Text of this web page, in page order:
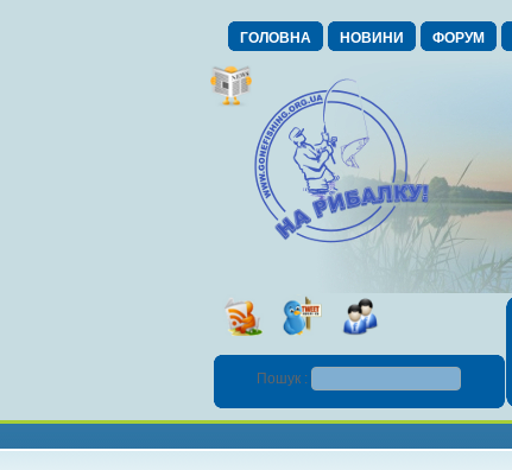
ГОЛОВНА НОВИНИ ФОРУМ
Пошук :